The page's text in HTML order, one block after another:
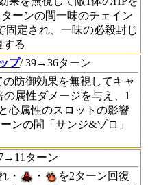
ーンの間一味のチェイン
固定され、一味の必殺封じ
する
プ/ 39→36ターン
防御効果を無視してキャ
の属性ダメージを与え、1
心属性のスロットの影響
ンの間「サンジ&ゾロ」
ターン
・
・
を2ターン回復